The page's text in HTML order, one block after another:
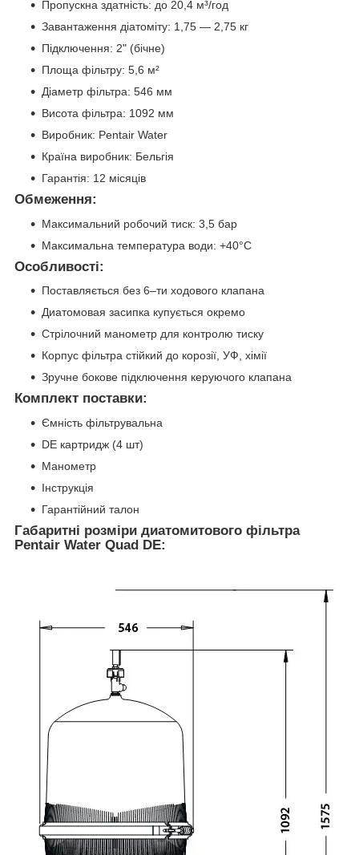
Пропускна здатність: до 20,4 м³/год
Завантаження діатоміту: 1,75 — 2,75 кг
Підключення: 2" (бічне)
Площа фільтру: 5,6 м²
Діаметр фільтра: 546 мм
Висота фільтра: 1092 мм
Виробник: Pentair Water
Країна виробник: Бельгія
Гарантія: 12 місяців
Обмеження:
Максимальний робочий тиск: 3,5 бар
Максимальна температура води: +40°C
Особливості:
Поставляється без 6–ти ходового клапана
Диатомовая засипка купується окремо
Стрілочний манометр для контролю тиску
Корпус фільтра стійкий до корозії, УФ, хімії
Зручне бокове підключення керуючого клапана
Комплект поставки:
Ємність фільтрувальна
DE картридж (4 шт)
Манометр
Інструкція
Гарантійний талон
Габаритні розміри диатомитового фільтра
Pentair Water Quad DE: